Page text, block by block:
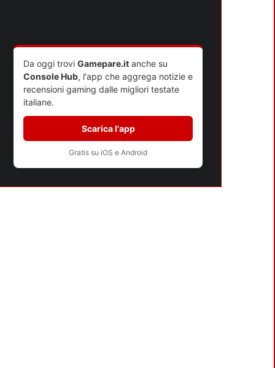
Da oggi trovi Gamepare.it anche su
Console Hub, l'app che aggrega notizie e
recensioni gaming dalle migliori testate
italiane.
Scarica l'app
Gratis su iOS e Android